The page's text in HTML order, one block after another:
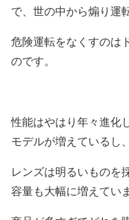
で、世の中から煽り運転
危険運転をなくすのは
のです。
性能はやはり年々進化
モデルが増えているし、
レンズは明るいものを
容量も大幅に増えてい